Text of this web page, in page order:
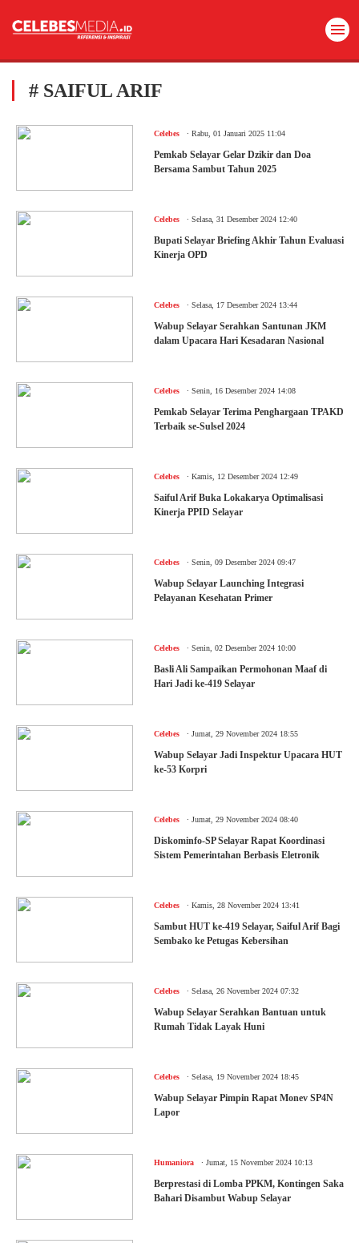
# SAIFUL ARIF
Celebes Rabu, 01 Januari 2025 11:04
Pemkab Selayar Gelar Dzikir dan Doa
Bersama Sambut Tahun 2025
Celebes Selasa, 31 Desember 2024 12:40
Bupati Selayar Briefing Akhir Tahun Evaluasi
Kinerja OPD
Celebes Selasa, 17 Desember 2024 13:44
Wabup Selayar Serahkan Santunan JKM
dalam Upacara Hari Kesadaran Nasional
Celebes Senin, 16 Desember 2024 14:08
Pemkab Selayar Terima Penghargaan TPAKD
Terbaik se-Sulsel 2024
Celebes Kamis, 12 Desember 2024 12:49
Saiful Arif Buka Lokakarya Optimalisasi
Kinerja PPID Selayar
Celebes Senin, 09 Desember 2024 09:47
Wabup Selayar Launching Integrasi
Pelayanan Kesehatan Primer
Celebes Senin, 02 Desember 2024 10:00
Basli Ali Sampaikan Permohonan Maaf di
Hari Jadi ke-419 Selayar
Celebes Jumat, 29 November 2024 18:55
Wabup Selayar Jadi Inspektur Upacara HUT
ke-53 Korpri
Celebes Jumat, 29 November 2024 08:40
Diskominfo-SP Selayar Rapat Koordinasi
Sistem Pemerintahan Berbasis Eletronik
Celebes Kamis, 28 November 2024 13:41
Sambut HUT ke-419 Selayar, Saiful Arif Bagi
Sembako ke Petugas Kebersihan
Celebes Selasa, 26 November 2024 07:32
Wabup Selayar Serahkan Bantuan untuk
Rumah Tidak Layak Huni
Celebes Selasa, 19 November 2024 18:45
Wabup Selayar Pimpin Rapat Monev SP4N
Lapor
Humaniora Jumat, 15 November 2024 10:13
Berprestasi di Lomba PPKM, Kontingen Saka
Bahari Disambut Wabup Selayar